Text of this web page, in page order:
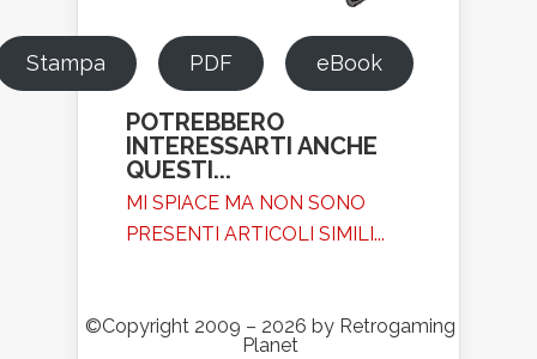
Stampa PDF eBook
POTREBBERO
INTERESSARTI ANCHE
QUESTI...
MI SPIACE MA NON SONO
PRESENTI ARTICOLI SIMILI...
©Copyright 2009 – 2026 by Retrogaming
Planet